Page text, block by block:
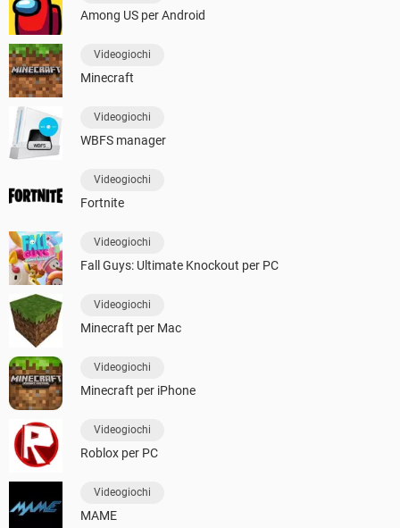
Among US per Android
Videogiochi
Minecraft
Videogiochi
WBFS manager
Videogiochi
Fortnite
Videogiochi
Fall Guys: Ultimate Knockout per PC
Videogiochi
Minecraft per Mac
Videogiochi
Minecraft per iPhone
Videogiochi
Roblox per PC
Videogiochi
MAME